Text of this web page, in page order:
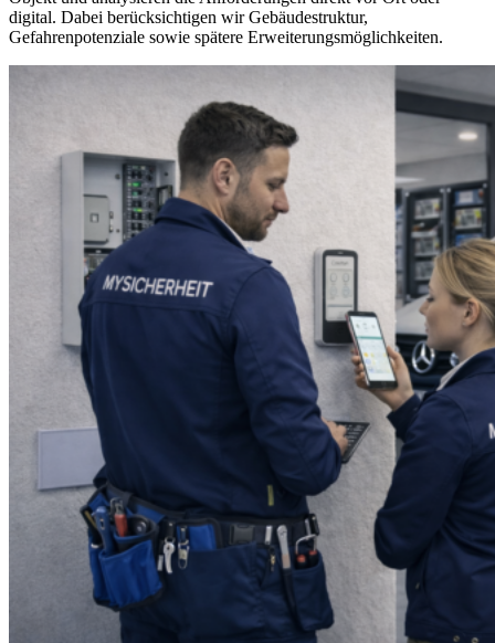
digital. Dabei berücksichtigen wir Gebäudestruktur,
Gefahrenpotenziale sowie spätere Erweiterungsmöglichkeiten.